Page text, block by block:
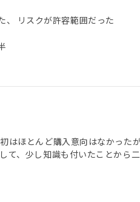
、 リスクが許容範囲だった
はほとんど購入意向はなかった
て、少し知識も付いたことから